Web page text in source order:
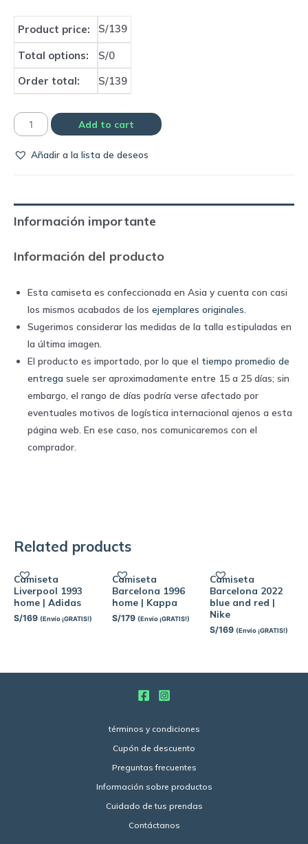
Product price: S/139
Total options:
S/0
Order total:
S/139
Camiseta
de
home
|
quantity
Add to cart
Añadir a la lista de deseos
Información importante
Información del producto
Esta camiseta es confeccionada en Asia y cuenta con casi
los mismos acabados de los ejemplares originales
Sugerimos considerar las medidas de la talla estipuladas en
la última imagen.
El producto es importado, por lo que el tiempo promedio de
entrega suele ser aproximadamente entre 15 a 25 días; sin
embargo, el rango de días podría verse afectado por
eventuales motivos de logística internacional ajenos a esta
página web. En ese caso, nos comunicaremos con el
comprador.
Related products
Camiseta
Liverpool 1993
home | Adidas
S/169 (Envío ¡GRATIS!)
Camiseta
Barcelona 1996
home | Kappa
S/179 (Envío ¡GRATIS!)
Camiseta
Barcelona 2022
blue and red |
Nike
S/169 (Envío ¡GRATIS!)
términos y condiciones
Cupón de descuento
Preguntas frecuentes
Información sobre productos
Cuidado de tus prendas
Contáctanos